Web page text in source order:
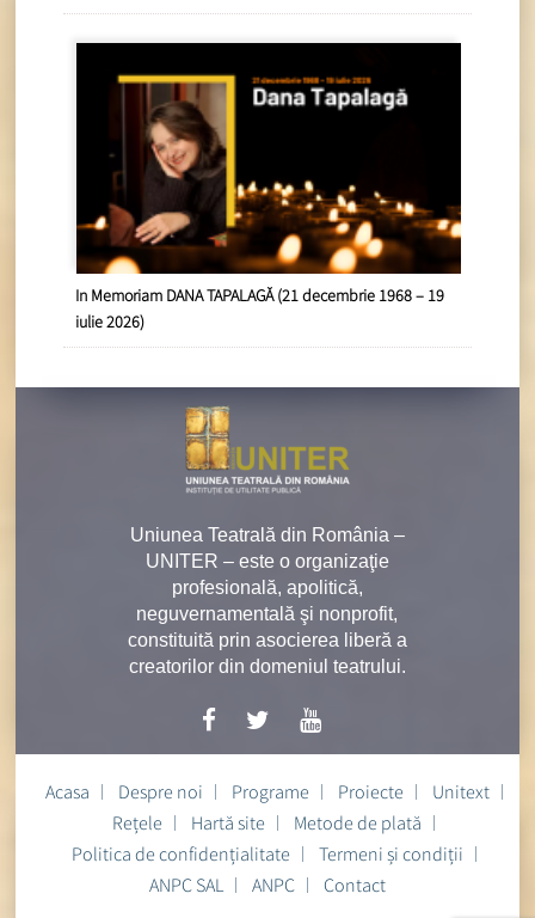
In Memoriam DANA TAPALAGĂ (21 decembrie 1968 – 19
iulie 2026)
Uniunea Teatrală din România –
UNITER – este o organizaţie
profesională, apolitică,
neguvernamentală şi nonprofit,
constituită prin asocierea liberă a
creatorilor din domeniul teatrului.
Acasa Despre noi Programe Proiecte
Unitext
Rețele
Hartă site
Metode de plată
Politica de confidențialitate
Termeni și condiții
ANPC SAL
ANPC Contact